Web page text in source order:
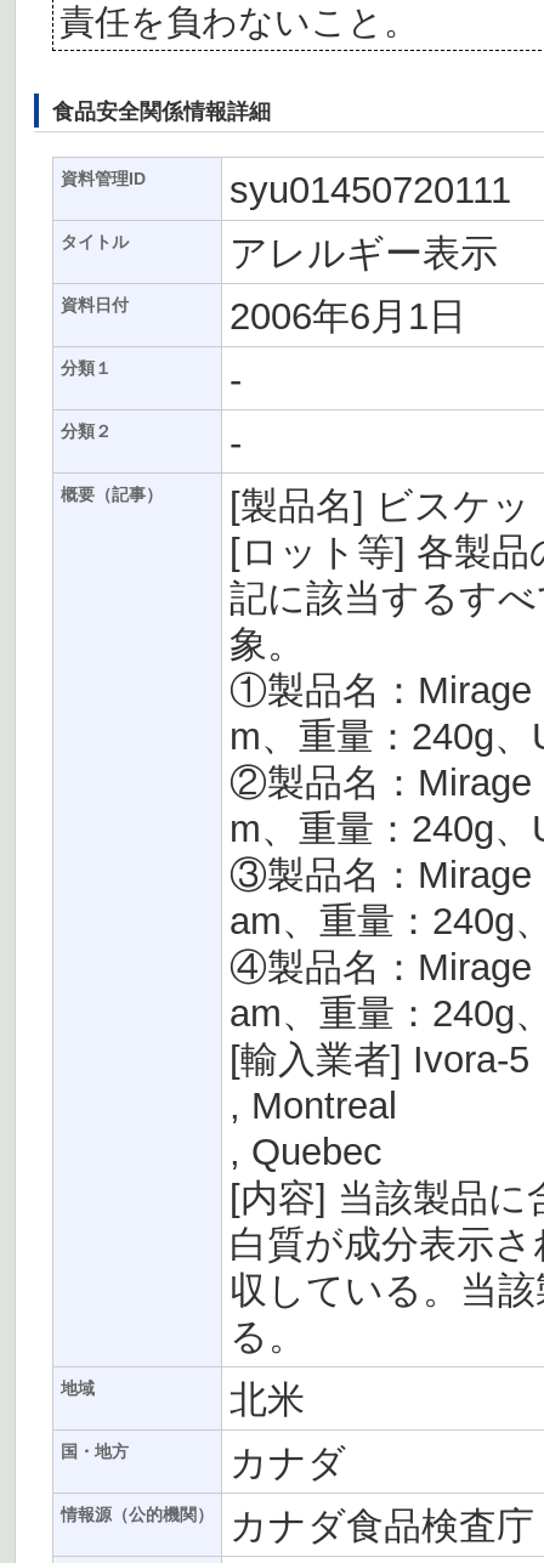
責任を負わないこと。
食品安全関係情報詳細
資料管理ID syu01450720111
タイトル アレルギー表示
資料日付 2006年6月1日
分類１ -
分類２ -
概要（記事）
[製品名] ビスケ
[ロット等] 各製
記に該当するす
象。
①製品名：Mirage
m、重量：240g
②製品名：Mirage
m、重量：240g
③製品名：Mirage
am、重量：240g
④製品名：Mirage
am、重量：240g
[輸入業者] Ivora-5
, Montreal
, Quebec
[内容] 当該製品
白質が成分表示
収している。当
る。
地域 北米
国・地方 カナダ
情報源（公的機関） カナダ食品検査